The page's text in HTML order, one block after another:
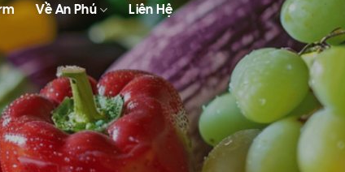
Về An Phú Liên Hệ